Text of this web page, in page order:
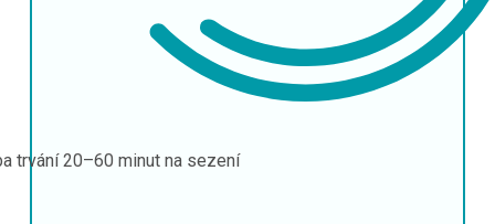
trvání20–60 minut na sezení